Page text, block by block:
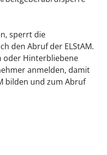
sperrt die
den Abruf der ELStAM.
oder Hinterbliebene
anmelden, damit
bilden und zum Abruf